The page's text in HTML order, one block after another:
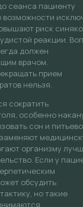
сеанса пациенту
возможности
риск
реакции.
должен
врачом.
прием
нельзя.
сократить
особенно
сон и
организму
Если у
обсудить
но такие